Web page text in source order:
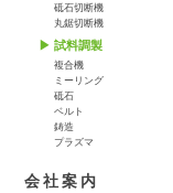
砥石切断機
丸鋸切断機
試料調製
複合機
ミーリング
砥石
ベルト
鋳造
プラズマ
会社案内